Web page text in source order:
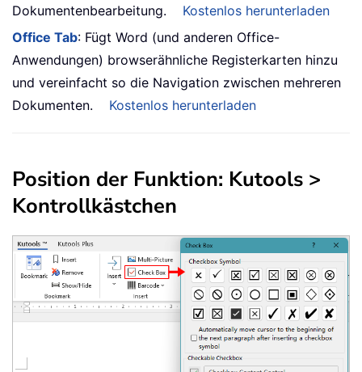
Dokumentenbearbeitung.
Kostenlos herunterladen
Office Tab: Fügt Word (und anderen Office-
Anwendungen) browserähnliche Registerkarten hinzu
und vereinfacht so die Navigation zwischen mehreren
Dokumenten.
Kostenlos herunterladen
Position der Funktion: Kutools >
Kontrollkästchen